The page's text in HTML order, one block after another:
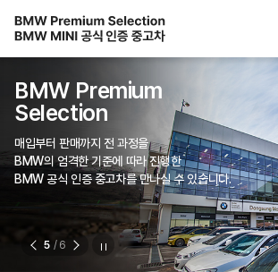
5 / 6
BMW Premium
Selection
매입부터 판매까지 전 과정을
BMW의 엄격한 기준에 따라 진행한
BMW 공식 인증 중고차를 만나실 수 있습니다.